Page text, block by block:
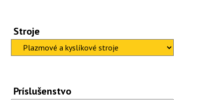
Stroje
Príslušenstvo